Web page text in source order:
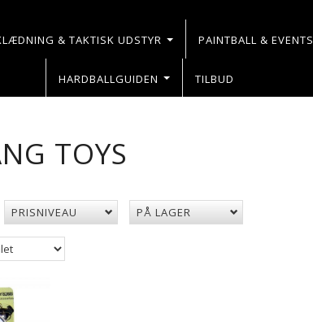
& TAKTISK UDSTYR PAINTBALL & EVENTS
HARDBALLGUIDEN TILBUD
TOYS
PRISNIVEAU PÅ LAGER